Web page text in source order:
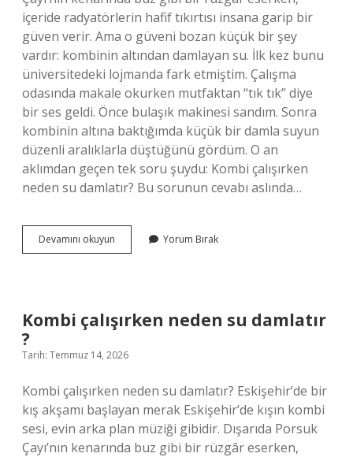
içeride radyatörlerin hafif tıkırtısı insana garip bir
güven verir. Ama o güveni bozan küçük bir şey
vardır: kombinin altından damlayan su. İlk kez bunu
üniversitedeki lojmanda fark etmiştim. Çalışma
odasında makale okurken mutfaktan “tık tık” diye
bir ses geldi. Önce bulaşık makinesi sandım. Sonra
kombinin altına baktığımda küçük bir damla suyun
düzenli aralıklarla düştüğünü gördüm. O an
aklımdan geçen tek soru şuydu: Kombi çalışırken
neden su damlatır? Bu sorunun cevabı aslında…
Devamını okuyun
çalışırken
Yorum Bırak
Kombi çalışırken neden su damlatır
?
Tarih: Temmuz 14, 2026
Kombi çalışırken neden su damlatır? Eskişehir’de bir
kış akşamı başlayan merak Eskişehir’de kışın kombi
sesi, evin arka plan müziği gibidir. Dışarıda Porsuk
Çayı’nın kenarında buz gibi bir rüzgâr eserken,